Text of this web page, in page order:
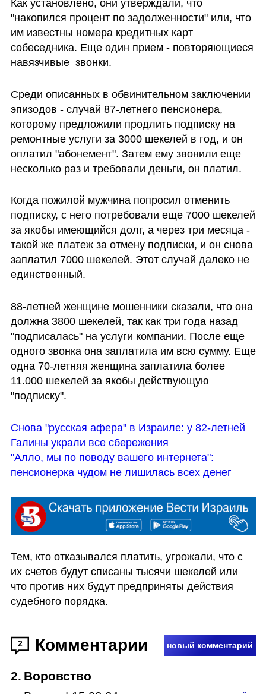
Как установлено, они утверждали, что
"накопился процент по задолженности" или, что
им известны номера кредитных карт
собеседника. Еще один прием - повторяющиеся
навязчивые  звонки.
Среди описанных в обвинительном заключении
эпизодов - случай 87-летнего пенсионера,
которому предложили продлить подписку на
ремонтные услуги за 3000 шекелей в год, и он
оплатил "абонемент". Затем ему звонили еще
несколько раз и требовали деньги, он платил.
Когда пожилой мужчина попросил отменить
подписку, с него потребовали еще 7000 шекелей
за якобы имеющийся долг, а через три месяца -
такой же платеж за отмену подписки, и он снова
заплатил 7000 шекелей. Этот случай далеко не
единственный.
88-летней женщине мошенники сказали, что она
должна 3800 шекелей, так как три года назад
"подписалась" на услуги компании. После еще
одного звонка она заплатила им всю сумму. Еще
одна 70-летняя женщина заплатила более
11.000 шекелей за якобы действующую
"подписку".
Снова "русская афера" в Израиле: у 82-летней
Галины украли все сбережения
"Алло, мы по поводу вашего интернета":
пенсионерка чудом не лишилась всех денег
Тем, кто отказывался платить, угрожали, что с
их счетов будут списаны тысячи шекелей или
что против них будут предприняты действия
судебного порядка.
2 Комментарии новый комментарий
2. Воровство